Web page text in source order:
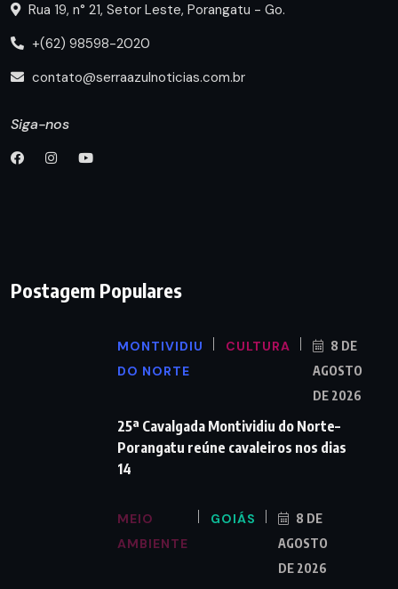
Rua 19, n° 21, Setor Leste, Porangatu - Go.
+(62) 98598-2020
contato@serraazulnoticias.com.br
Siga-nos
Postagem Populares
MONTIVIDIU
DO NORTE
CULTURA
8 DE
AGOSTO
DE 2026
25ª Cavalgada Montividiu do Norte–
Porangatu reúne cavaleiros nos dias
14
MEIO
AMBIENTE
GOIÁS
8 DE
AGOSTO
DE 2026